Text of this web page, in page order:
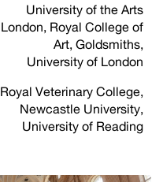
University of the Arts
London, Royal College of
Art, Goldsmiths,
University of London
Royal Veterinary College,
Newcastle University,
University of Reading